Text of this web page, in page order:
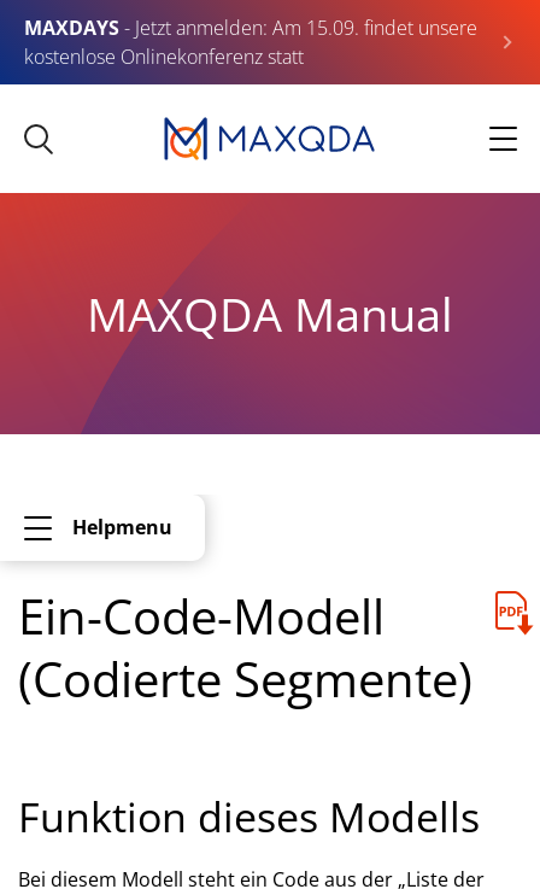
MAXDAYS- Jetzt anmelden: Am 15.09. findet unsere
kostenlose Onlinekonferenz statt
MAXQDA Manual
Helpmenu
Ein-Code-Modell
(Codierte Segmente)
Funktion dieses Modells
Bei diesem Modell steht ein Code aus der „Liste der